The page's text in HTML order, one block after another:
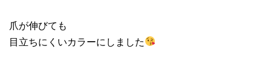
爪が伸びても
目立ちにくいカラーにしました